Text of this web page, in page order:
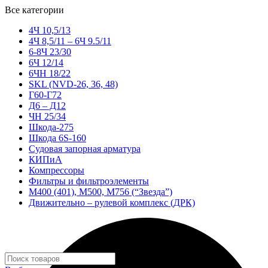
Все категории
4Ч 10,5/13
4Ч 8,5/11 – 6Ч 9.5/11
6-8Ч 23/30
6Ч 12/14
6ЧН 18/22
SKL (NVD-26, 36, 48)
Г60-Г72
Д6 – Д12
ЧН 25/34
Шкода-275
Шкода 6S-160
Судовая запорная арматура
КИПиА
Компрессоры
Фильтры и фильтроэлементы
М400 (401), М500, М756 (“Звезда”)
Движительно – рулевой комплекс (ДРК)